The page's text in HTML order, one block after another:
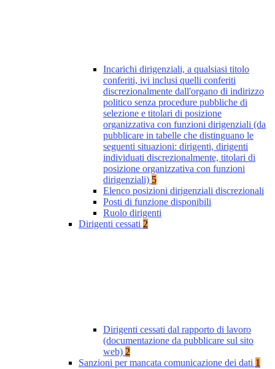
Incarichi dirigenziali, a qualsiasi titolo
conferiti, ivi inclusi quelli conferiti
discrezionalmente dall'organo di indirizzo
politico senza procedure pubbliche di
selezione e titolari di posizione
organizzativa con funzioni dirigenziali (da
pubblicare in tabelle che distinguano le
seguenti situazioni: dirigenti, dirigenti
individuati discrezionalmente, titolari di
posizione organizzativa con funzioni
dirigenziali) 5
Elenco posizioni dirigenziali discrezionali
Posti di funzione disponibili
Ruolo dirigenti
Dirigenti cessati 2
Dirigenti cessati dal rapporto di lavoro
(documentazione da pubblicare sul sito
web) 2
Sanzioni per mancata comunicazione dei dati 1